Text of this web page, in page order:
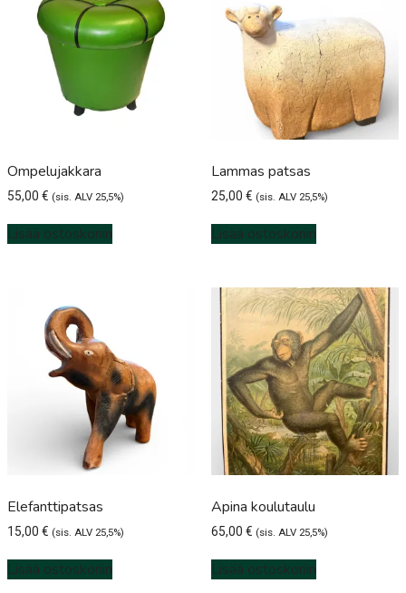
Ompelujakkara
55,00 € (sis. ALV 25,5%)
Lisää ostoskoriin
Lammas patsas
25,00 € (sis. ALV 25,5%)
Lisää ostoskoriin
Elefanttipatsas
15,00 € (sis. ALV 25,5%)
Lisää ostoskoriin
Apina koulutaulu
65,00 € (sis. ALV 25,5%)
Lisää ostoskoriin